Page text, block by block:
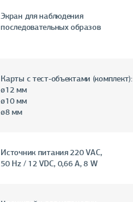
Экран для наблюдения
последовательных образов
Карты с тест-объектами (комплект):
ø12 мм
ø10 мм
ø8 мм
Источник питания 220 VAC,
50 Hz / 12 VDC, 0,66 A, 8 W